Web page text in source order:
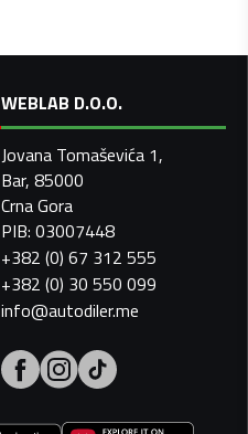
WEBLAB D.O.O.
Jovana Tomaševića 1,
Bar, 85000
Crna Gora
PIB: 03007448
+382 (0) 67 312 555
+382 (0) 30 550 099
info@autodiler.me